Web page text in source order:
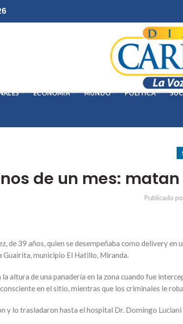
ECONOMÍA MUNDO POLÍTICA
de un mes:
Publicado
de 39 años, quien se desempeñaba como delivery
Guairita, municipio El Hatillo, Miranda.
altura de una panadería en la zona cuando fue
en el sitio, mientras que los criminales le
y lo trasladaron hasta el hospital Dr. Domingo